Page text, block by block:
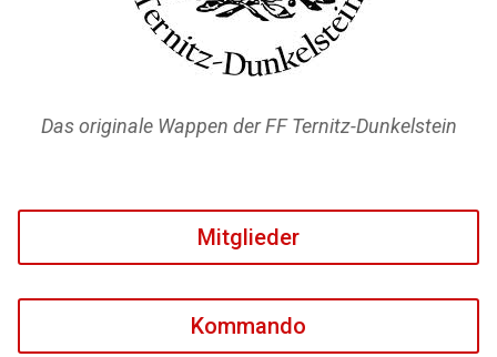
Das originale Wappen der FF Ternitz-Dunkelstein
Mitglieder
Kommando